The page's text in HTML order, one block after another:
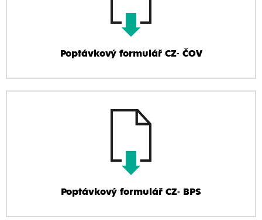
Poptávkový formulář CZ- ČOV
Poptávkový formulář CZ- BPS